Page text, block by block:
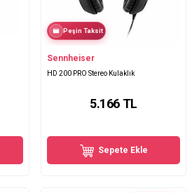
Peşin Taksit
Sennheiser
HD 200 PRO Stereo Kulaklık
5.166 TL
Sepete Ekle